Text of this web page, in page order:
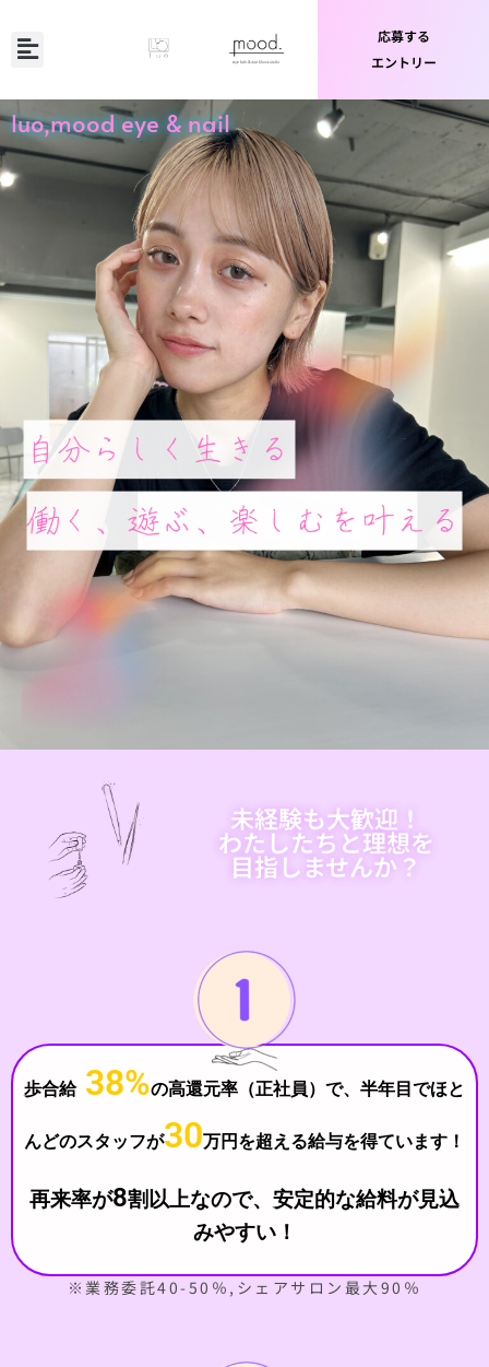
応募する
エントリー
luo,mood eye & nail
未経験も大歓迎！
わたしたちと理想を
目指しませんか？
歩合給38%の高還元率（正社員）で、半年目でほと
んどのスタッフが30万円を超える給与を得ています！
再来率が8割以上なので、安定的な給料が見込
みやすい！
※業務委託40-50％,シェアサロン最大90％